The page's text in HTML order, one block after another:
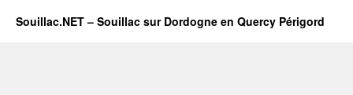
Souillac.NET – Souillac sur Dordogne en Quercy Périgord